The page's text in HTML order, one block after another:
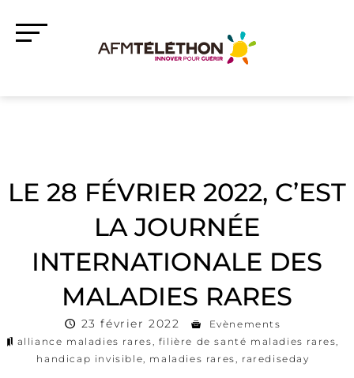
LE 28 FÉVRIER 2022, C’EST
LA JOURNÉE
INTERNATIONALE DES
MALADIES RARES
23 février 2022
Evènements
alliance maladies rares, filière de santé maladies rares,
handicap invisible, maladies rares, rarediseday